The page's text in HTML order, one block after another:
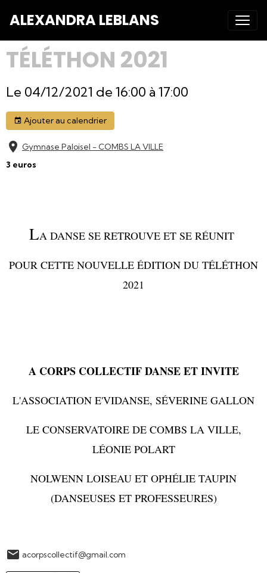
ALEXANDRA LEBLANS
TÉLÉTHON 2021
Le 04/12/2021 de 16:00 à 17:00
Ajouter au calendrier
Gymnase Paloisel - COMBS LA VILLE
3 euros
LA DANSE SE RETROUVE ET SE RÉUNIT
POUR CETTE NOUVELLE ÉDITION DU TÉLÉTHON
2021
A CORPS COLLECTIF DANSE ET INVITE
L'ASSOCIATION E'VIDANSE, SÉVERINE GALLON
LE CONSERVATOIRE DE COMBS LA VILLE,
LÉONIE POLART
NOLWENN LOISEAU ET OPHÉLIE TAUPIN
(DANSEUSES ET PROFESSEURES)
acorpscollectif@gmail.com